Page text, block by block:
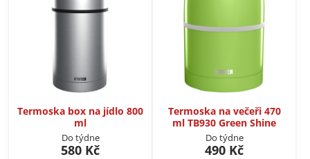
Termoska box na jídlo 800
ml
Do týdne
580 Kč
Termoska na večeři 470
ml TB930 Green Shine
Do týdne
490 Kč